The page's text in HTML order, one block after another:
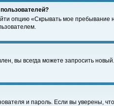
опцию «Скрывать мое
вы всегда можете запросить
и пароль. Если вы уверены,